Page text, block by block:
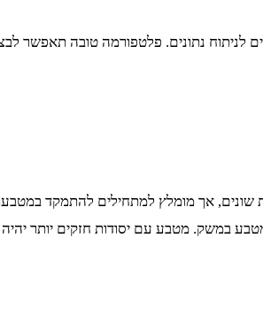
נתונים. פלטפורמה טובה תאפשר
אך מומלץ למתחילים להתמקד במטבעות
במשק. מטבע עם יסודות חזקים יותר